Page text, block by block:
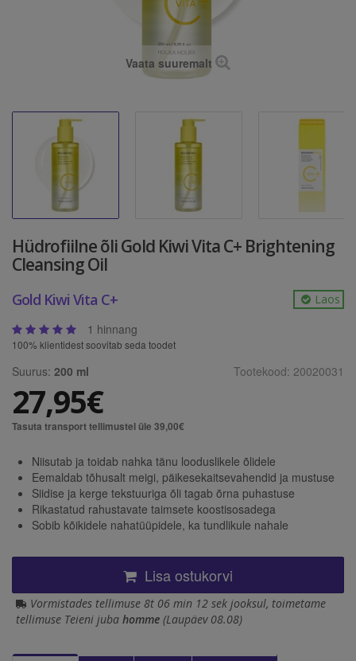
Vaata suuremalt
Hüdrofiilne õli Gold Kiwi Vita C+ Brightening
Cleansing Oil
Gold Kiwi Vita C+ Laos
1 hinnang
100% klientidest soovitab seda toodet
Suurus: 200 ml Tootekood: 20020031
27,95€
Tasuta transport tellimustel üle 39,00€
Niisutab ja toidab nahka tänu looduslikele õlidele
Eemaldab tõhusalt meigi, päikesekaitsevahendid ja mustuse
Siidise ja kerge tekstuuriga õli tagab õrna puhastuse
Rikastatud rahustavate taimsete koostisosadega
Sobib kõikidele nahatüüpidele, ka tundlikule nahale
Lisa ostukorvi
Vormistades tellimuse 8t 06 min 12 sek jooksul, toimetame
tellimuse Teieni juba homme (Laupäev 08.08)